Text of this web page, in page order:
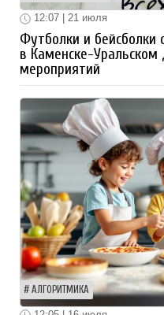
12:07 | 21 июля
Футболки и бейсболки
в Каменске-
мероприятий
АЛГОРИТМИКА